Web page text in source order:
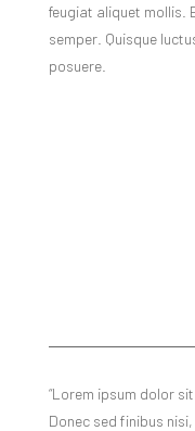
feugiat aliquet mollis.
semper. Quisque
posuere.
“Lorem ipsum dolor
Donec sed finibus